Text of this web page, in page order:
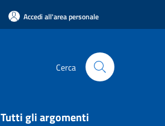
Accedi all'area personale
Cerca
Tutti gli argomenti